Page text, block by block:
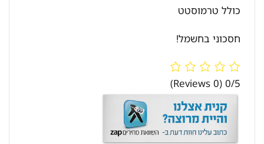
כולל טרמוסטט
חסכוני בחשמל!
0/5
(0 Reviews)